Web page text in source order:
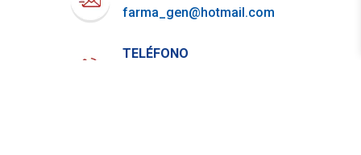
farma_gen@hotmail.com
TELÉFONO